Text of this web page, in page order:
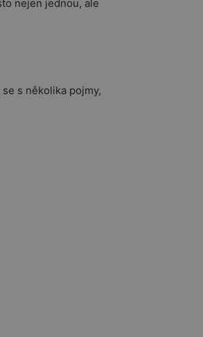
nejen jednou, ale
s několika pojmy,